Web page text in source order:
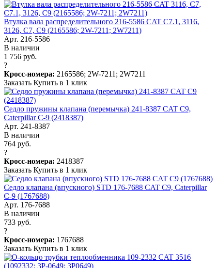
Втулка вала распределительного 216-5586 CAT C7.1, 3116,
3126, C7, C9 (2165586; 2W-7211; 2W7211)
Арт. 216-5586
В наличии
1 756 руб.
?
Кросс-номера: 2165586; 2W-7211; 2W7211
Заказать Купить в 1 клик
Седло пружины клапана (перемычка) 241-8387 CAT C9,
Caterpillar C-9 (2418387)
Арт. 241-8387
В наличии
764 руб.
?
Кросс-номера: 2418387
Заказать Купить в 1 клик
Седло клапана (впускного) STD 176-7688 CAT C9, Caterpillar
C-9 (1767688)
Арт. 176-7688
В наличии
733 руб.
?
Кросс-номера: 1767688
Заказать Купить в 1 клик